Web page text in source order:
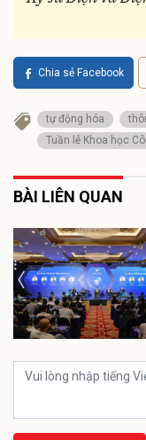
Chia sẻ Facebook
tự động hóa
Tuần lễ Khoa học
BÀI LIÊN QUAN